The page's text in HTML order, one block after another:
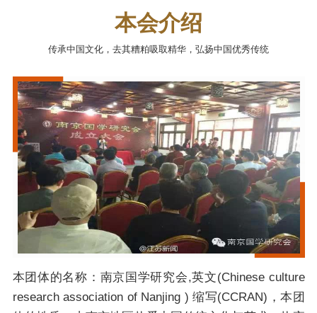
本会介绍
传承中国文化，去其糟粕吸取精华，弘扬中国优秀传统
本团体的名称：南京国学研究会,英文(Chinese culture
research association of Nanjing ) 缩写(CCRAN)，本团